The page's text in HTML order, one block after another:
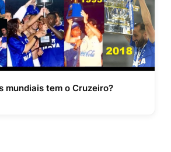
mundiais tem o Cruzeiro?